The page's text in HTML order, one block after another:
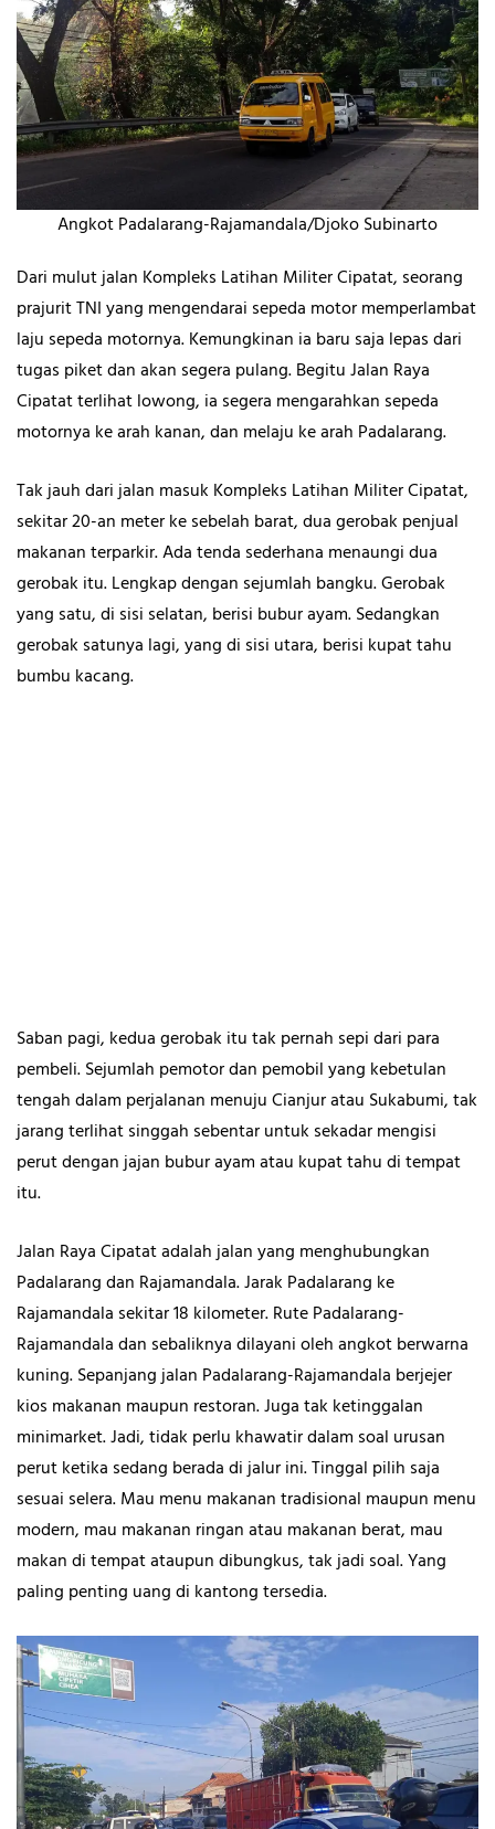
Angkot Padalarang-Rajamandala/Djoko Subinarto
Dari mulut jalan Kompleks Latihan Militer Cipatat, seorang
prajurit TNI yang mengendarai sepeda motor memperlambat
laju sepeda motornya. Kemungkinan ia baru saja lepas dari
tugas piket dan akan segera pulang. Begitu Jalan Raya
Cipatat terlihat lowong, ia segera mengarahkan sepeda
motornya ke arah kanan, dan melaju ke arah Padalarang.
Tak jauh dari jalan masuk Kompleks Latihan Militer Cipatat,
sekitar 20-an meter ke sebelah barat, dua gerobak penjual
makanan terparkir. Ada tenda sederhana menaungi dua
gerobak itu. Lengkap dengan sejumlah bangku. Gerobak
yang satu, di sisi selatan, berisi bubur ayam. Sedangkan
gerobak satunya lagi, yang di sisi utara, berisi kupat tahu
bumbu kacang.
Saban pagi, kedua gerobak itu tak pernah sepi dari para
pembeli. Sejumlah pemotor dan pemobil yang kebetulan
tengah dalam perjalanan menuju Cianjur atau Sukabumi, tak
jarang terlihat singgah sebentar untuk sekadar mengisi
perut dengan jajan bubur ayam atau kupat tahu di tempat
itu.
Jalan Raya Cipatat adalah jalan yang menghubungkan
Padalarang dan Rajamandala. Jarak Padalarang ke
Rajamandala sekitar 18 kilometer. Rute Padalarang-
Rajamandala dan sebaliknya dilayani oleh angkot berwarna
kuning. Sepanjang jalan Padalarang-Rajamandala berjejer
kios makanan maupun restoran. Juga tak ketinggalan
minimarket. Jadi, tidak perlu khawatir dalam soal urusan
perut ketika sedang berada di jalur ini. Tinggal pilih saja
sesuai selera. Mau menu makanan tradisional maupun menu
modern, mau makanan ringan atau makanan berat, mau
makan di tempat ataupun dibungkus, tak jadi soal. Yang
paling penting uang di kantong tersedia.